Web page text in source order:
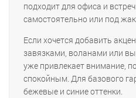
подходит для офиса и
самостоятельно или под
Если хочется добавить
завязками, воланами или
уже привлекает внимание,
спокойным. Для базового
бежевые и синие оттенки.